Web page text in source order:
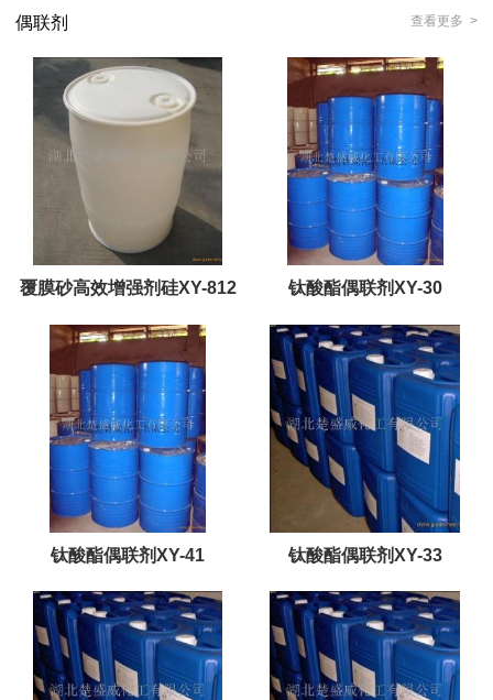
偶联剂 查看更多 >
覆膜砂高效增强剂硅XY-812 钛酸酯偶联剂XY-30
钛酸酯偶联剂XY-41 钛酸酯偶联剂XY-33